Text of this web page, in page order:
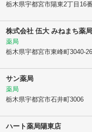
栃木県宇都宮市陽東2丁目16
株式会社 伍大 みねまち薬局
薬局
栃木県宇都宮市東峰町3040-26
サン薬局
薬局
栃木県宇都宮市石井町3006
ハート薬局陽東店